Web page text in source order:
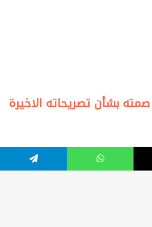
واتساب تيلقرام